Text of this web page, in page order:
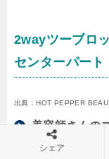
2wayツーブロ
センターパート
出典：HOT PEPPER
美容師さんの
ツーブロック、
シェア